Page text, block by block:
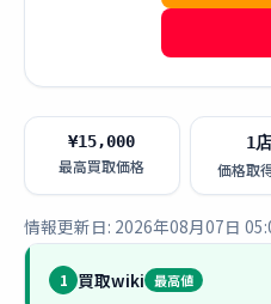
¥15,000
最高買取価格
1
価格取
情報更新日: 2026年08月07日
1 買取wiki 最高値